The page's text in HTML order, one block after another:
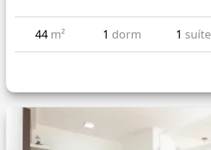
44 m² 1 dorm 1 suíte